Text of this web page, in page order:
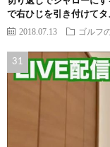
で右ひじを引き付けてタ
2018.07.13 ゴルフ